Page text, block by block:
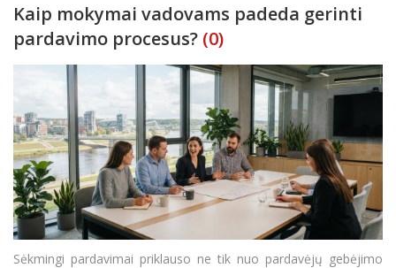
Kaip mokymai vadovams padeda gerinti
pardavimo procesus? (0)
Sėkmingi pardavimai priklauso ne tik nuo pardavėjų gebėjimo